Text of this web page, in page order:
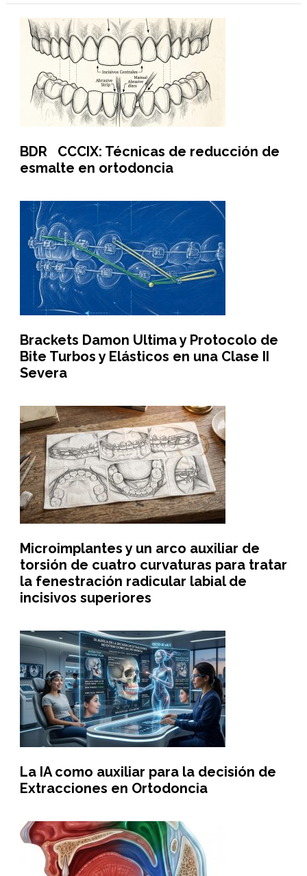
BDR CCCIX: Técnicas de reducción de
esmalte en ortodoncia
Brackets Damon Ultima y Protocolo de
Bite Turbos y Elásticos en una Clase II
Severa
Microimplantes y un arco auxiliar de
torsión de cuatro curvaturas para tratar
la fenestración radicular labial de
incisivos superiores
La IA como auxiliar para la decisión de
Extracciones en Ortodoncia